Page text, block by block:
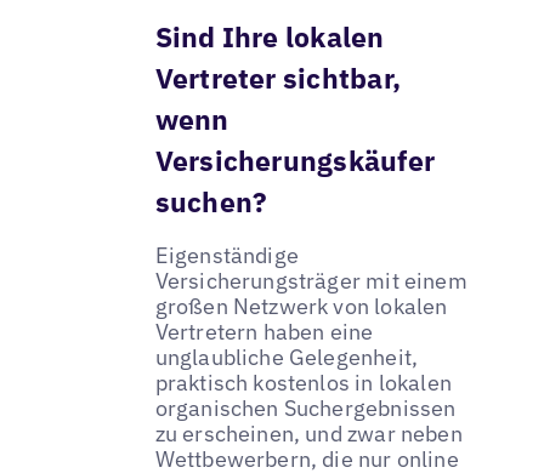
Sind Ihre lokalen
Vertreter sichtbar,
wenn
Versicherungskäufer
suchen?
Eigenständige
Versicherungsträger mit einem
großen Netzwerk von lokalen
Vertretern haben eine
unglaubliche Gelegenheit,
praktisch kostenlos in lokalen
organischen Suchergebnissen
zu erscheinen, und zwar neben
Wettbewerbern, die nur online